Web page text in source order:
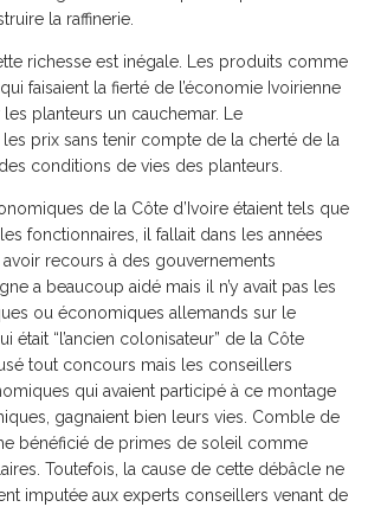
la raffinerie.
richesse est inégale. Les produits comme
faisaient la fierté de l’économie Ivoirienne
planteurs un cauchemar. Le
prix sans tenir compte de la cherté de la
conditions de vies des planteurs.
de la Côte d’Ivoire étaient tels que
fonctionnaires, il fallait dans les années
avoir recours à des gouvernements
a beaucoup aidé mais il n’y avait pas les
ou économiques allemands sur le
était “l’ancien colonisateur” de la Côte
tout concours mais les conseillers
qui avaient participé à ce montage
gagnaient bien leurs vies. Comble de
bénéficié de primes de soleil comme
Toutefois, la cause de cette débâcle ne
imputée aux experts conseillers venant de